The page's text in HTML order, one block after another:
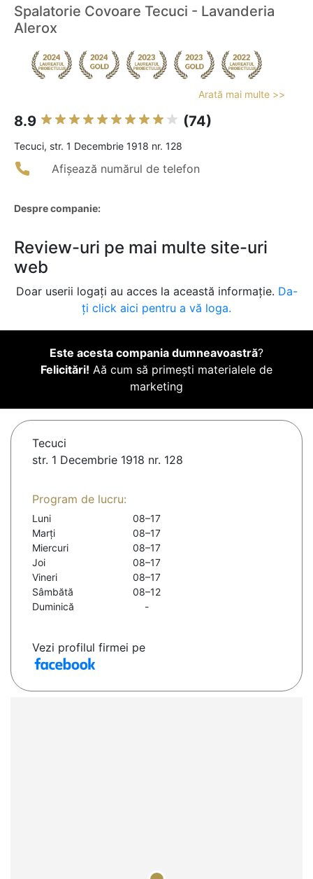
Spalatorie Covoare Tecuci - Lavanderia
Alerox
Arată mai multe >>
8.9 (74)
Tecuci, str. 1 Decembrie 1918 nr. 128
Afișează numărul de telefon
Despre companie:
Review-uri pe mai multe site-uri
web
Doar userii logați au acces la această informație. Da-
ți click aici pentru a vă loga.
Este acesta compania dumneavoastră?
Felicitări! Aă cum să primești materialele de
marketing
Tecuci
str. 1 Decembrie 1918 nr. 128
Program de lucru:
Luni
08–17
Marți
08–17
Miercuri
08–17
Joi
08–17
Vineri
08–17
Sâmbătă
08–12
Duminică
-
Vezi profilul firmei pe